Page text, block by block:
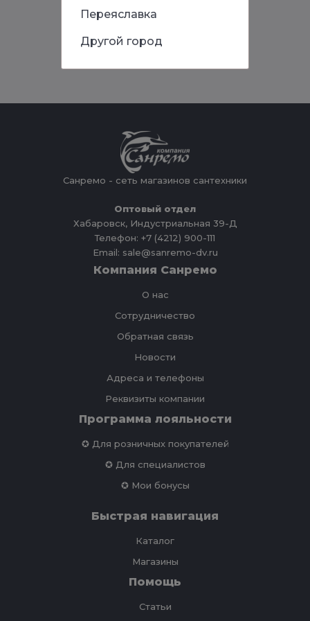
Санремо - сеть магазинов сантехники
Оптовый отдел
Хабаровск, Индустриальная 39-Д
Телефон: +7 (4212) 900-111
Email: sale@sanremo-dv.ru
Компания Санремо
О нас
Сотрудничество
Обратная связь
Новости
Адреса и телефоны
Реквизиты компании
Программа лояльности
✪ Для розничных покупателей
✪ Для специалистов
✪ Мои бонусы
Быстрая навигация
Каталог
Магазины
Помощь
Статьи
Переяславка
Другой город